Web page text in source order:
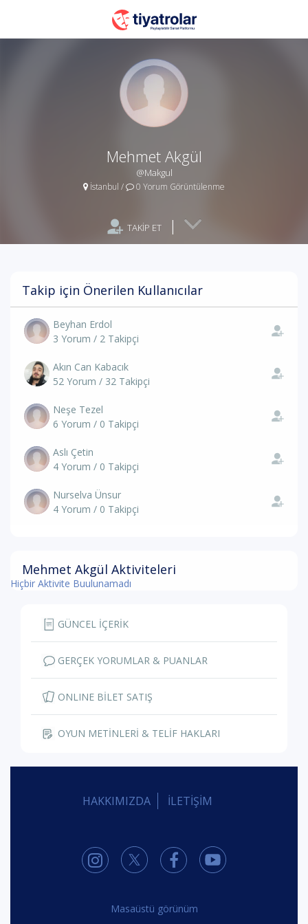
Mehmet Akgül
@Makgul
İstanbul / 0 Yorum Görüntülenme
TAKİP ET |
Takip için Önerilen Kullanıcılar
Beyhan Erdol
3 Yorum / 2 Takipçi
Akın Can Kabacık
52 Yorum / 32 Takipçi
Neşe Tezel
6 Yorum / 0 Takipçi
Aslı Çetin
4 Yorum / 0 Takipçi
Nurselva Ünsur
4 Yorum / 0 Takipçi
Mehmet Akgül Aktiviteleri
Hiçbir Aktivite Buulunamadı
GÜNCEL İÇERİK
GERÇEK YORUMLAR & PUANLAR
ONLINE BİLET SATIŞ
OYUN METİNLERİ & TELİF HAKLARI
HAKKIMIZDA İLETİŞİM
Masaüstü görünüm